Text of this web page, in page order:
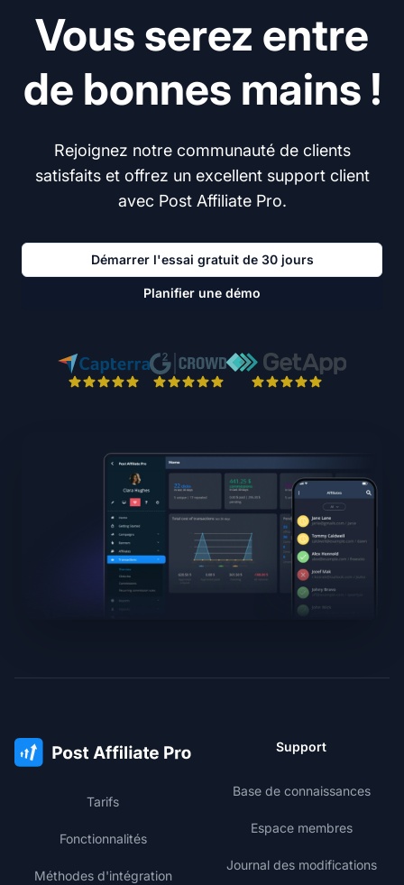
Vous serez entre
de bonnes mains !
Rejoignez notre communauté de clients
satisfaits et offrez un excellent support client
avec Post Affiliate Pro.
Démarrer l'essai gratuit de 30 jours
Planifier une démo
Tarifs
Fonctionnalités
Méthodes d'intégration
Support
Base de connaissances
Espace membres
Journal des modifications